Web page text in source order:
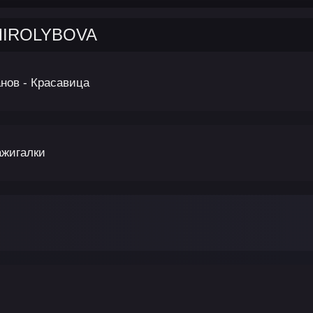
- Красавица